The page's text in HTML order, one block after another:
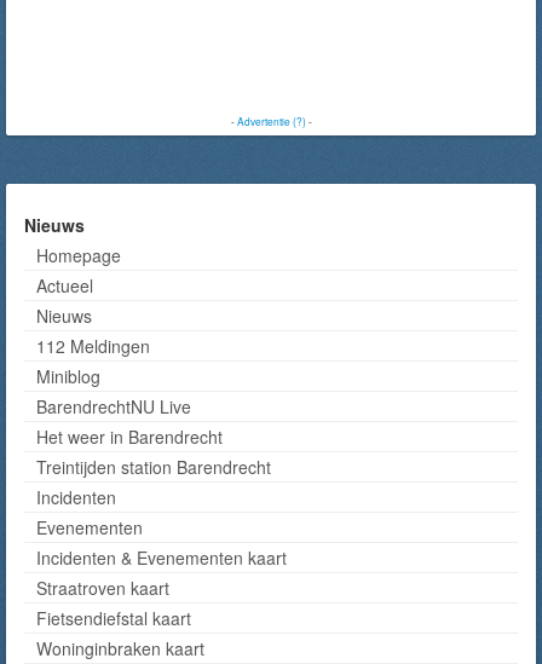
-Advertentie (?)-
Nieuws
Homepage
Actueel
Nieuws
112 Meldingen
Miniblog
BarendrechtNU Live
Het weer in Barendrecht
Treintijden station Barendrecht
Incidenten
Evenementen
Incidenten & Evenementen kaart
Straatroven kaart
Fietsendiefstal kaart
Woninginbraken kaart